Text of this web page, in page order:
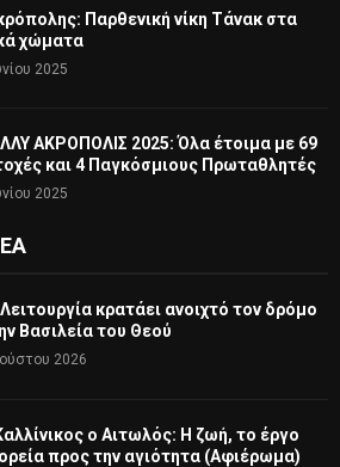
Παρθενική νίκη Τάνακ στα
χώματα
2025
ΑΚΡΟΠΟΛΙΣ 2025: Όλα έτοιμα με 69
και 4 Παγκόσμιους Πρωταθλητές
2025
κρατάει ανοιχτό τον δρόμο
Βασιλεία του Θεού
2026
ο Αιτωλός: Η ζωή, το έργο
προς την αγιότητα (Αφιέρωμα)